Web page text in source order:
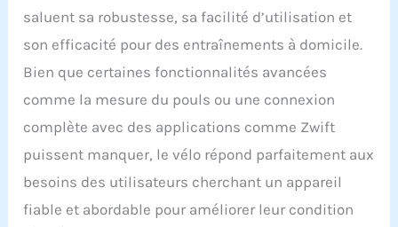
【70 % préinstallé : vélo
d'appartement facile à
d'appartement Toputure
vous promet un retour et
un délai d'un mois, 2 ans
de garantie. Pièce de
réponse dans les 24
heures. Vélo d'exercice 70
saluent sa robustesse, sa facilité d’utilisation et
son efficacité pour des entraînements à domicile.
Bien que certaines fonctionnalités avancées
comme la mesure du pouls ou une connexion
complète avec des applications comme Zwift
puissent manquer, le vélo répond parfaitement aux
besoins des utilisateurs cherchant un appareil
fiable et abordable pour améliorer leur condition